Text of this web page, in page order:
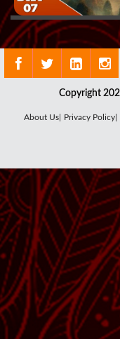
Copyright
About Us| Privacy Policy|